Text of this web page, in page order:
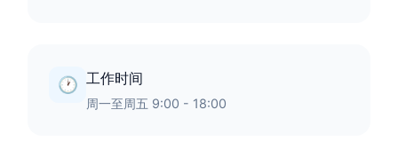
🕐 工作时间
周一至周五 9:00 - 18:00